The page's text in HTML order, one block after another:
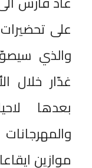
على
والذي
غدّار خلال
بعدها
موازين